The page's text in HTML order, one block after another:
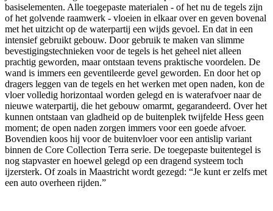
basiselementen. Alle toegepaste materialen - of het nu de tegels zijn
of het golvende raamwerk - vloeien in elkaar over en geven bovenal
met het uitzicht op de waterpartij een wijds gevoel. En dat in een
intensief gebruikt gebouw. Door gebruik te maken van slimme
bevestigingstechnieken voor de tegels is het geheel niet alleen
prachtig geworden, maar ontstaan tevens praktische voordelen. De
wand is immers een geventileerde gevel geworden. En door het op
dragers leggen van de tegels en het werken met open naden, kon de
vloer volledig horizontaal worden gelegd en is waterafvoer naar de
nieuwe waterpartij, die het gebouw omarmt, gegarandeerd. Over het
kunnen ontstaan van gladheid op de buitenplek twijfelde Hess geen
moment; de open naden zorgen immers voor een goede afvoer.
Bovendien koos hij voor de buitenvloer voor een antislip variant
binnen de Core Collection Terra serie. De toegepaste buitentegel is
nog stapvaster en hoewel gelegd op een dragend systeem toch
ijzersterk. Of zoals in Maastricht wordt gezegd: “Je kunt er zelfs met
een auto overheen rijden.”